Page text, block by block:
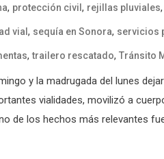
, protección civil , rejillas pluviales,
vial , sequía en Sonora, servicios
,trailero rescatado, Tránsito
y la madrugada del lunes
vialidades, movilizó a
de los hechos más relevantes